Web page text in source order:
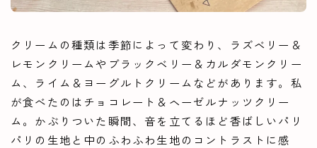
クリームの種類は季節によって変わり、ラズベリー＆
レモンクリームやブラックベリー＆カルダモンクリー
ム、ライム＆ヨーグルトクリームなどがあります。私
が食べたのはチョコレート＆ヘーゼルナッツクリー
ム。かぶりついた瞬間、音を立てるほど香ばしいパリ
パリの生地と中のふわふわ生地のコントラストに感